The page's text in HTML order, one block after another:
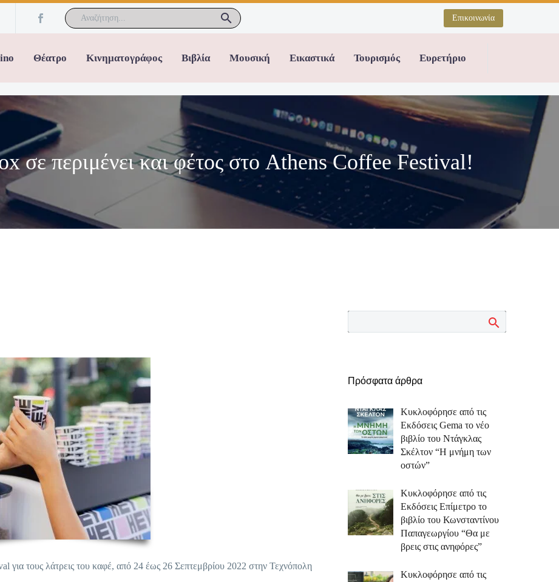
Επικοινωνία
Θέατρο Κινηματογράφος Βιβλία Μουσική Εικαστικά Τουρισμός Ευρετήριο
σε περιμένει και φέτος στο Athens Coffee Festival!
τους λάτρεις του καφέ, από 24 έως 26 Σεπτεμβρίου 2022 στην Τεχνόπολη
Πρόσφατα άρθρα
Κυκλοφόρησε από τις
Εκδόσεις Gema το νέο
βιβλίο του Ντάγκλας
Σκέλτον “Η μνήμη των
οστών”
Κυκλοφόρησε από τις
Εκδόσεις Επίμετρο το
βιβλίο του Κωνσταντίνου
Παπαγεωργίου “Θα με
βρεις στις ανηφόρες”
Κυκλοφόρησε από τις